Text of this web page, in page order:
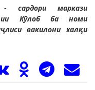
- сардори маркази
Кӯлоб ба номи
вакилони халқи